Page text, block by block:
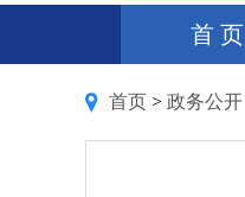
首 页
首页 > 政务公开